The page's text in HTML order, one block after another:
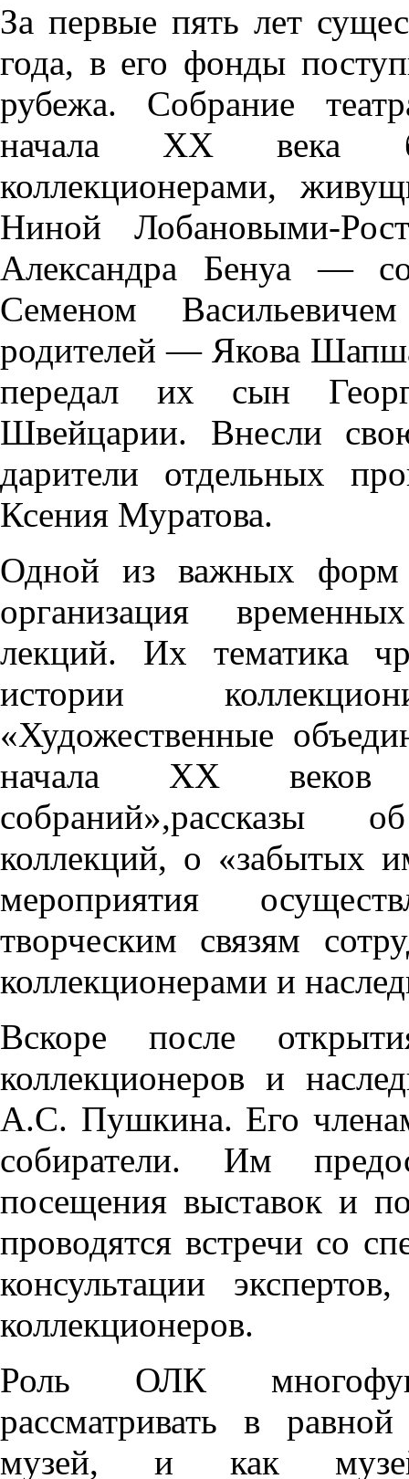
За первые пять лет
года, в его фонды
рубежа. Собрание
начала XX века
коллекционерами,
Ниной Лобановыми-
Александра Бенуа —
Семеном
родителей — Якова
передал их сын
Швейцарии. Внесли
дарители отдельных
Ксения Муратова.
Одной из важных форм
организация
лекций. Их тематика
истории
«Художественные
начала ХХ веков
собраний»,рассказы
коллекций, о «забытых
мероприятия
творческим связям
коллекционерами и
Вскоре после
коллекционеров и
А.С. Пушкина. Его
собиратели. Им
посещения выставок и
проводятся встречи со
консультации
коллекционеров.
Роль ОЛК
рассматривать в
музей, и как музей